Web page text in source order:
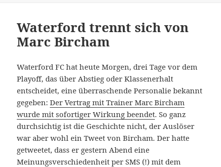
Waterford trennt sich von
Marc Bircham
Waterford FC hat heute Morgen, drei Tage vor dem
Playoff, das über Abstieg oder Klassenerhalt
entscheidet, eine überraschende Personalie bekannt
gegeben:Der Vertrag mit Trainer Marc Bircham
wurde mit sofortiger Wirkung beendet. So ganz
durchsichtig ist die Geschichte nicht, der Auslöser
war aber wohl ein Tweet von Bircham. Der hatte
getweetet, dass er gestern Abend eine
Meinungsverschiedenheit per SMS (!) mit dem